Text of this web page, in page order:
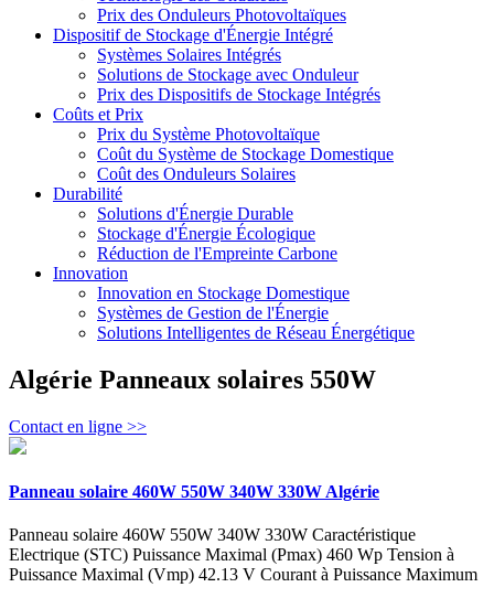
Prix des Onduleurs Photovoltaïques
Dispositif de Stockage d'Énergie Intégré
Systèmes Solaires Intégrés
Solutions de Stockage avec Onduleur
Prix des Dispositifs de Stockage Intégrés
Coûts et Prix
Prix du Système Photovoltaïque
Coût du Système de Stockage Domestique
Coût des Onduleurs Solaires
Durabilité
Solutions d'Énergie Durable
Stockage d'Énergie Écologique
Réduction de l'Empreinte Carbone
Innovation
Innovation en Stockage Domestique
Systèmes de Gestion de l'Énergie
Solutions Intelligentes de Réseau Énergétique
Algérie Panneaux solaires 550W
Contact en ligne >>
Panneau solaire 460W 550W 340W 330W Algérie
Panneau solaire 460W 550W 340W 330W Caractéristique
Electrique (STC) Puissance Maximal (Pmax) 460 Wp Tension à
Puissance Maximal (Vmp) 42.13 V Courant à Puissance Maximum